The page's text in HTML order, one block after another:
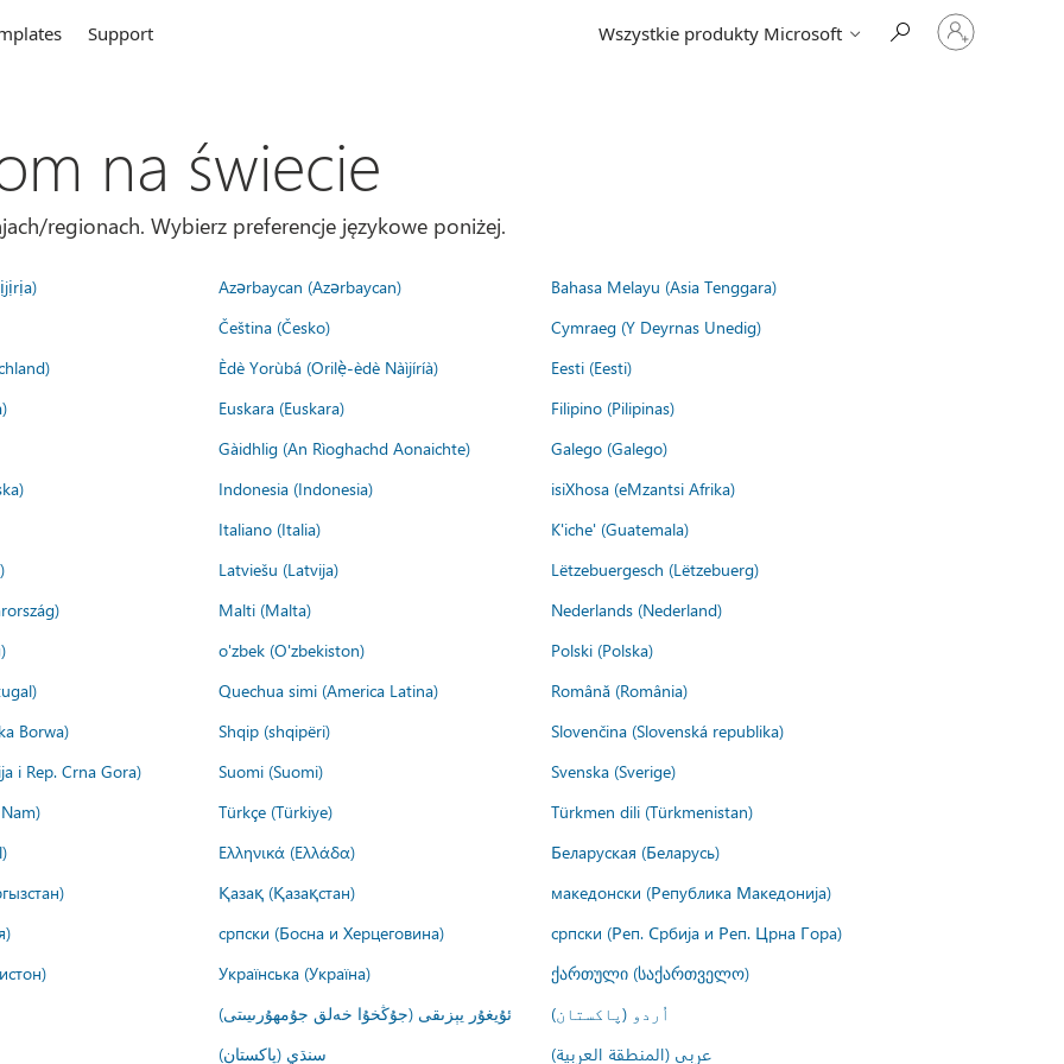
Support Wszystkie produkty Microsoft
Zaloguj
się
na świecie
regionach. Wybierz preferencje językowe poniżej.
Azərbaycan (Azərbaycan)
Bahasa Melayu (Asia Tenggara)
Čeština (Česko)
Cymraeg (Y Deyrnas Unedig)
Èdè Yorùbá (Orilẹ̀-èdè Nàìjíríà)
Eesti (Eesti)
Euskara (Euskara)
Filipino (Pilipinas)
Gàidhlig (An Rìoghachd Aonaichte)
Galego (Galego)
Indonesia (Indonesia)
isiXhosa (eMzantsi Afrika)
Italiano (Italia)
K'iche' (Guatemala)
Latviešu (Latvija)
Lëtzebuergesch (Lëtzebuerg)
Malti (Malta)
Nederlands (Nederland)
o'zbek (O'zbekiston)
Polski (Polska)
Quechua simi (America Latina)
Română (România)
Borwa)
Shqip (shqipëri)
Slovenčina (Slovenská republika)
i Rep. Crna Gora)
Suomi (Suomi)
Svenska (Sverige)
Türkçe (Türkiye)
Türkmen dili (Türkmenistan)
Ελληνικά (Ελλάδα)
Беларуская (Беларусь)
Қазақ (Қазақстан)
македонски (Република Македонија)
српски (Босна и Херцеговина)
српски (Реп. Србија и Реп. Црна Гора)
Українська (Україна)
ქართული (საქართველო)
ئۇيغۇر يېزىقى (جۇڭخۇا خەلق جۇمھۇرىيىتى)
اُردو (پاکستان)
سنڌي (پاکستان)
عربي (المنطقة العربية)